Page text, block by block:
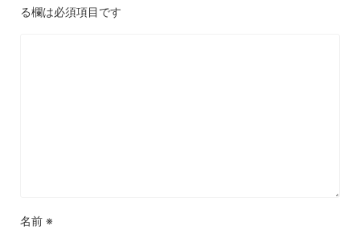
る欄は必須項目です
名前 ※